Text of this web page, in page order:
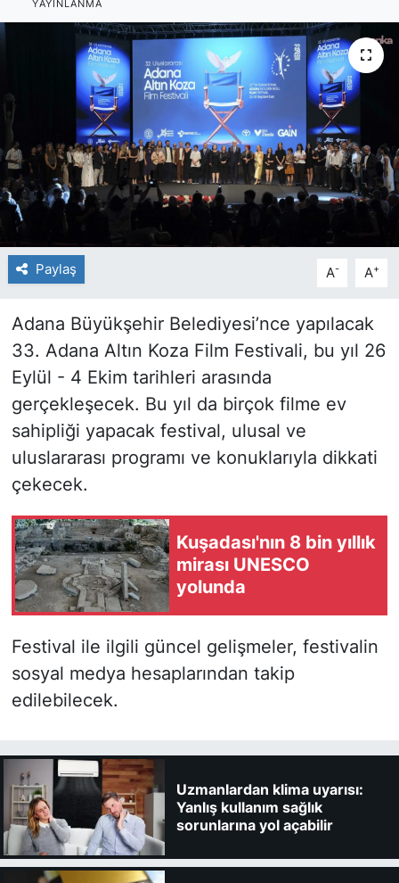
YAYINLANMA
Paylaş A- A+
Adana Büyükşehir Belediyesi’nce yapılacak
33. Adana Altın Koza Film Festivali, bu yıl 26
Eylül - 4 Ekim tarihleri arasında
gerçekleşecek. Bu yıl da birçok filme ev
sahipliği yapacak festival, ulusal ve
uluslararası programı ve konuklarıyla dikkati
çekecek.
Kuşadası'nın 8 bin yıllık
mirası UNESCO
yolunda
Festival ile ilgili güncel gelişmeler, festivalin
sosyal medya hesaplarından takip
edilebilecek.
Uzmanlardan klima uyarısı:
Yanlış kullanım sağlık
sorunlarına yol açabilir